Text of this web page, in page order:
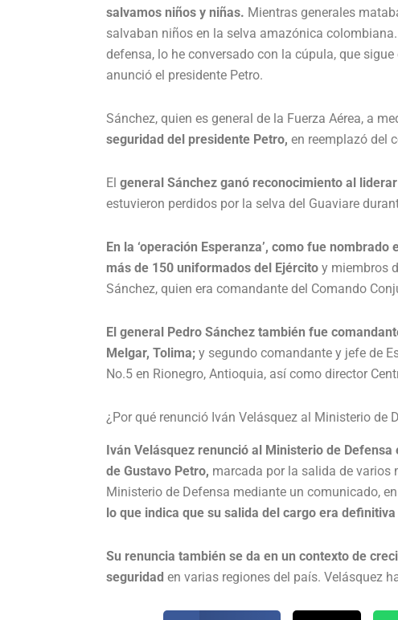
salvamos niños y niñas. Mientras generales
salvaban niños en la selva amazónica
defensa, lo he conversado con la cúpula, que
anunció el presidente Petro.
Sánchez, quien es general de la Fuerza Aérea, a
seguridad del presidente Petro, en reemplazó del
El general Sánchez ganó reconocimiento al
estuvieron perdidos por la selva del Guaviare
En la ‘operación Esperanza’, como fue
más de 150 uniformados del Ejército y miembros
Sánchez, quien era comandante del Comando
El general Pedro Sánchez también fue
Melgar, Tolima; y segundo comandante y jefe de
No.5 en Rionegro, Antioquia, así como director
¿Por qué renunció Iván Velásquez al Ministerio de
Iván Velásquez renunció al Ministerio de
de Gustavo Petro, marcada por la salida de
Ministerio de Defensa mediante un comunicado,
lo que indica que su salida del cargo era
Su renuncia también se da en un contexto de
seguridad en varias regiones del país. Velásquez